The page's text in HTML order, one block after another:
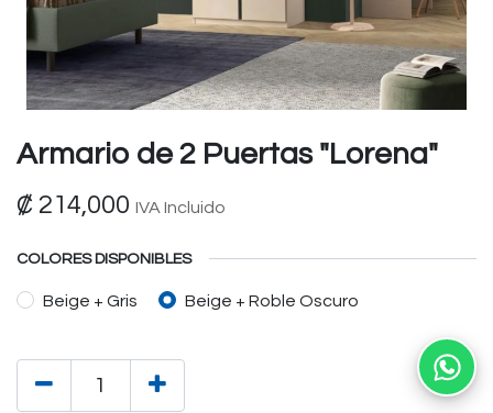
Armario de 2 Puertas "Lorena"
₡ 214,000 IVA Incluido
COLORES DISPONIBLES
Beige + Gris Beige + Roble Oscuro